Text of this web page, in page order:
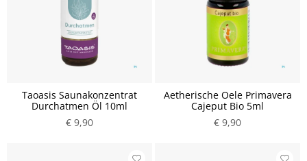
Taoasis Saunakonzentrat
Durchatmen Öl 10ml
€ 9,90
Aetherische Oele Primavera
Cajeput Bio 5ml
€ 9,90